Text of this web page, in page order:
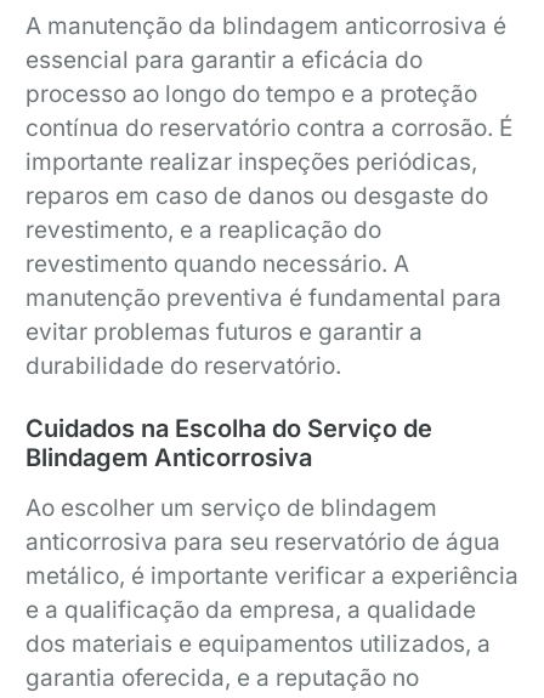
A manutenção da blindagem anticorrosiva é
essencial para garantir a eficácia do
processo ao longo do tempo e a proteção
contínua do reservatório contra a corrosão. É
importante realizar inspeções periódicas,
reparos em caso de danos ou desgaste do
revestimento, e a reaplicação do
revestimento quando necessário. A
manutenção preventiva é fundamental para
evitar problemas futuros e garantir a
durabilidade do reservatório.
Cuidados na Escolha do Serviço de
Blindagem Anticorrosiva
Ao escolher um serviço de blindagem
anticorrosiva para seu reservatório de água
metálico, é importante verificar a experiência
e a qualificação da empresa, a qualidade
dos materiais e equipamentos utilizados, a
garantia oferecida, e a reputação no